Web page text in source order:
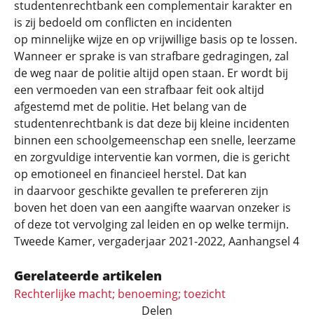
studentenrechtbank een complementair karakter en
is zij bedoeld om conflicten en incidenten
op minnelijke wijze en op vrijwillige basis op te lossen.
Wanneer er sprake is van strafbare gedragingen, zal
de weg naar de politie altijd open staan. Er wordt bij
een vermoeden van een strafbaar feit ook altijd
afgestemd met de politie. Het belang van de
studentenrechtbank is dat deze bij kleine incidenten
binnen een schoolgemeenschap een snelle, leerzame
en zorgvuldige interventie kan vormen, die is gericht
op emotioneel en financieel herstel. Dat kan
in daarvoor geschikte gevallen te prefereren zijn
boven het doen van een aangifte waarvan onzeker is
of deze tot vervolging zal leiden en op welke termijn.
Tweede Kamer, vergaderjaar 2021-2022, Aanhangsel 4
Gerelateerde artikelen
Rechterlijke macht; benoeming; toezicht
Delen